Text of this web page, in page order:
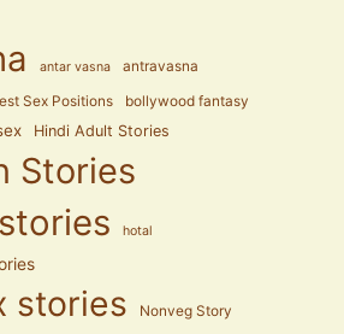
antar vasna antravasna
Sex Positions
bollywood fantasy
Hindi Adult Stories
Stories
hotal
stories Nonveg Story